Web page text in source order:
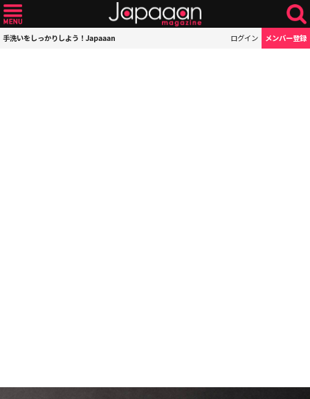
手洗いをしっかりしよう！Japaaan ログイン メンバー登録